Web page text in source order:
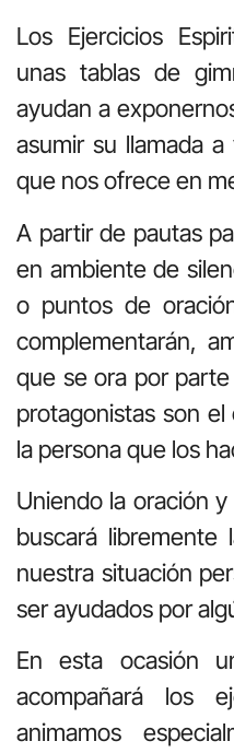
Los Ejercicios
unas tablas de
ayudan a
asumir su llamada
que nos ofrece en
A partir de pautas
en ambiente de
o puntos de
complementarán,
que se ora por
protagonistas son
la persona que los
Uniendo la oración
buscará
nuestra situación
ser ayudados por
En esta ocasión
acompañará los
animamos